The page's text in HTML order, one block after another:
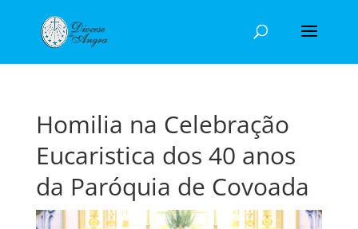
Homilia na Celebração
Eucaristica dos 40 anos
da Paróquia de Covoada